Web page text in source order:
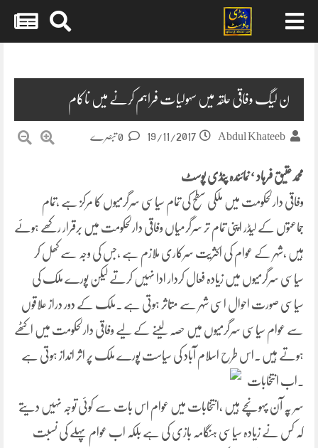
ن لیگ وفاقی حلقہ میں سہولیات فراہم کرنے میں ناکام
Abdul Khateeb
19/11/2017
محمدعتیق فرہاد ‘ نمائندہ پنڈی پوسٹ
وفاقی دارلحکومت میں ملکی سطح کی تمام سیاسی سرگرمیوں کا مرکز ہے ،تمام
جماعتوں کے لیڈر اپنی تمام تر سرگرمیاں وفاقی دارلحکومت میں برقرار رکھے ہوئے
ہیں ،شہر کے عوام کی اکثریت سرکاری ملازم ہے ،جس کی وجہ سے کھل کر
سیاسی سرگرمیوں میں زیادہ فعال کردار ادا نہیں کرتے لیکن پورے ملک کی
سیاسی صورت احوال اسی شہر سے متاثر ہوتی ہے ۔ملک کے دور دراز علاقوں
سے عوام سیاسی سرگرمیوں میں حصہ لینے کے لیے وفاقی دارلحکومت میں اکٹھے
ہوتے ہیں ۔اس طرح اسلام آباد کی سیاست پورے ملک پر اثر انداز ہوتی ہے
۔اب انتخابات
سر پہ آن پہونچے ہیں ،انتخابات میں عوام اس بات سے کوئی توجہ نہیں دیتے
کہ کس نے زیادہ سیاسی ہنگامہ بازی کی ہے بلکہ اب عوام پہلے کی نسبت